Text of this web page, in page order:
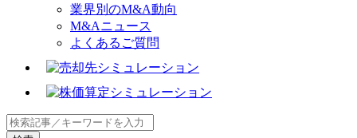
業界別のM&A動向
M&Aニュース
よくあるご質問